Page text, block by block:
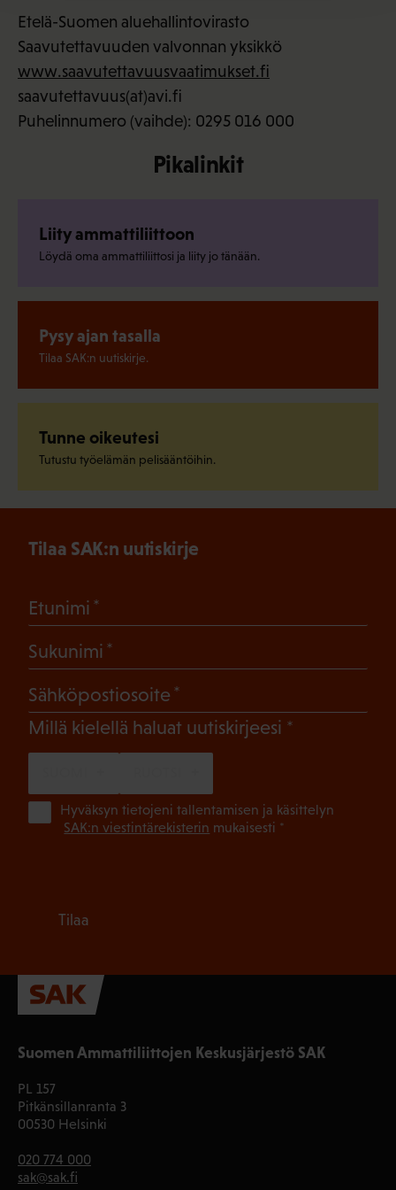
Etelä-Suomen aluehallintovirasto
Saavutettavuuden valvonnan yksikkö
www.saavutettavuusvaatimukset.fi
saavutettavuus(at)avi.fi
Puhelinnumero (vaihde): 0295 016 000
Pikalinkit
Liity ammattiliittoon
Löydä oma ammattiliittosi ja liity jo tänään.
Pysy ajan tasalla
Tilaa SAK:n uutiskirje.
Tunne oikeutesi
Tutustu työelämän pelisääntöihin.
Suomen Ammattiliittojen Keskusjärjestö SAK
PL 157
Pitkänsillanranta 3
00530 Helsinki
020 774 000
sak@sak.fi
Tilaa SAK:n uutiskirje
Etunimi
Sukunimi
Sähköpostiosoite
Millä kielellä haluat uutiskirjeesi (Pakollinen)
Hyväksyn tietojeni tallentamisen ja käsittelyn
SAK:n viestintärekisterin mukaisesti *
Tilaa